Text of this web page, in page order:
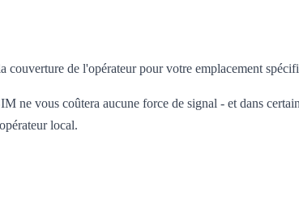
de l'opérateur pour votre emplacement
vous coûtera aucune force de signal - et dans
local.